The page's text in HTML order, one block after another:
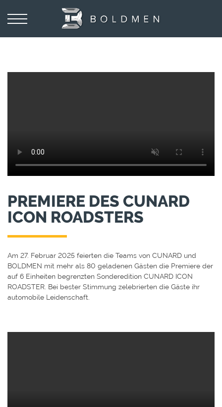
PREMIERE DES CUNARD
ICON ROADSTERS
Am 27. Februar 2025 feierten die Teams von CUNARD und
BOLDMEN mit mehr als 80 geladenen Gästen die Premiere der
auf 6 Einheiten begrenzten Sonderedition CUNARD ICON
ROADSTER. Bei bester Stimmung zelebrierten die Gäste ihr
automobile Leidenschaft.